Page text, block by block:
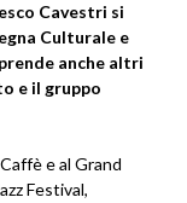
Cavestri si
Culturale e
anche altri
e il gruppo
e al Grand
Festival,